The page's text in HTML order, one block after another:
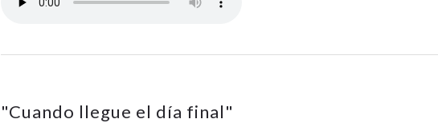
"Cuando llegue el día final"